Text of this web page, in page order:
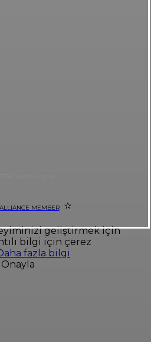
MEMBER
geliştirmek için
bilgi için çerez
fazla bilgi
Onayla